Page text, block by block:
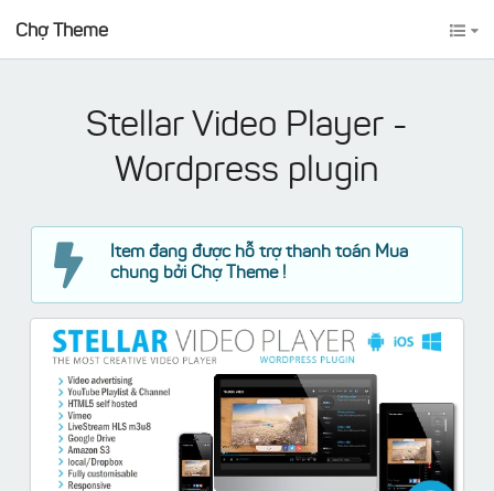
Chợ Theme
Stellar Video Player -
Wordpress plugin
Item đang được hỗ trợ thanh toán Mua
chung bởi Chợ Theme !